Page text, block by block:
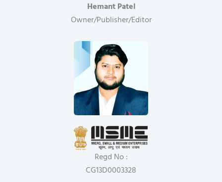
Hemant Patel
Owner/Publisher/Editor
Regd No :
CG13D0003328